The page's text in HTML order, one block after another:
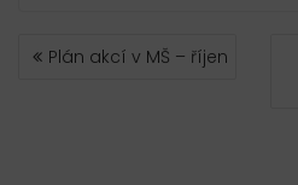
NAVIGACE
PROPlán akcí v MŠ – říjen